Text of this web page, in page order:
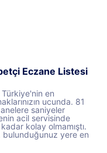
Eczane Listesi
en
ucunda. 81
saniyeler
acil servisinde
kolay olmamıştı.
bulunduğunuz yere en